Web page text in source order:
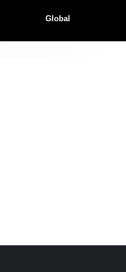
Global